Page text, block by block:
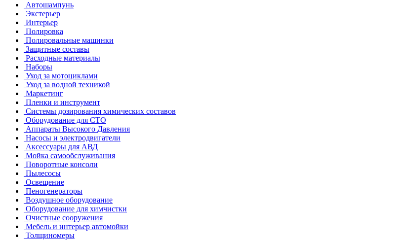
Автошампунь
Экстерьер
Интерьер
Полировка
Полировальные машинки
Защитные составы
Расходные материалы
Наборы
Уход за мотоциклами
Уход за водной техникой
Маркетинг
Пленки и инструмент
Системы дозирования химических составов
Оборудование для СТО
Аппараты Высокого Давления
Насосы и электродвигатели
Аксессуары для АВД
Мойка самообслуживания
Поворотные консоли
Пылесосы
Освещение
Пеногенераторы
Воздушное оборудование
Оборудование для химчистки
Очистные сооружения
Мебель и интерьер автомойки
Толщиномеры